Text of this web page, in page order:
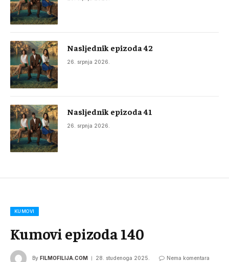
Nasljednik epizoda 42
26. srpnja 2026.
Nasljednik epizoda 41
26. srpnja 2026.
KUMOVI
Kumovi epizoda 140
By FILMOFILIJA.COM 28. studenoga 2025. Nema komentara